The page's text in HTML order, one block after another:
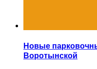
Новые
Воротынской